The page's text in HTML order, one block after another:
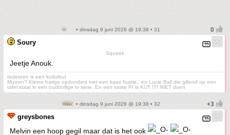
• dinsdag 9 juni 2026 @ 19:38 • 31
Soury
Squeek
Jeetje Anouk.
Iedereen is een kutlultrut
Muizen? Kleine harige opdonders met een kaas fixatie., en Lucie Ball die gillend op een
tafel staat in een oudbollige tv serie. En een vaste PI is KUT !!!! NIET doen
• dinsdag 9 juni 2026 @ 19:38 • 32
greysbones
Melvin een hoop gegil maar dat is het ook